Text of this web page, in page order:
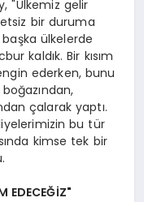
"Ülkemiz gelir
bir duruma
ülkelerde
kaldık. Bir kısım
ederken, bunu
çalarak yaptı.
bu tür
kimse tek bir
EDECEĞİZ"